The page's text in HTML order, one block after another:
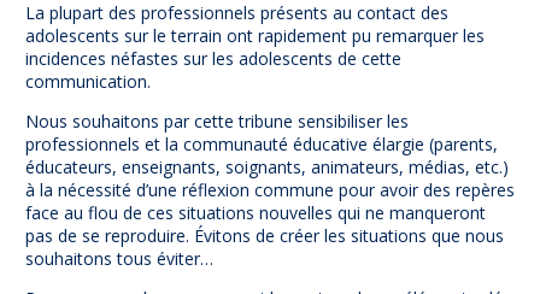
La plupart des professionnels présents au contact des
adolescents sur le terrain ont rapidement pu remarquer les
incidences néfastes sur les adolescents de cette
communication.
Nous souhaitons par cette tribune sensibiliser les
professionnels et la communauté éducative élargie (parents,
éducateurs, enseignants, soignants, animateurs, médias, etc.)
à la nécessité d’une réflexion commune pour avoir des repères
face au flou de ces situations nouvelles qui ne manqueront
pas de se reproduire. Évitons de créer les situations que nous
souhaitons tous éviter…